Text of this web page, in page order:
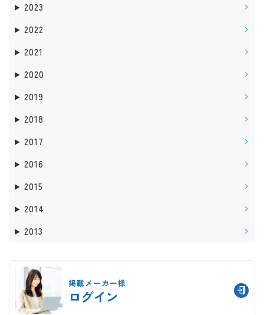
2023
2022
2021
2020
2019
2018
2017
2016
2015
2014
2013
掲載メーカー様
ログイン